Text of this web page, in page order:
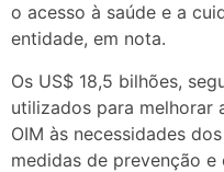
o acesso à saúde e a
entidade, em nota.
Os US$ 18,5 bilhões,
utilizados para melhorar
OIM às necessidades
medidas de prevenção